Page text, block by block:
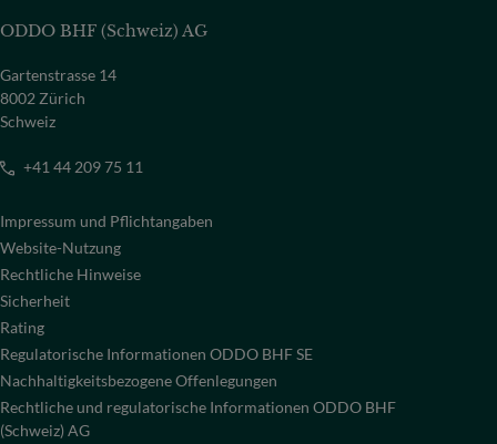
ODDO BHF (Schweiz) AG
Gartenstrasse 14
8002 Zürich
Schweiz
+41 44 209 75 11
Impressum und Pflichtangaben
Website-Nutzung
Rechtliche Hinweise
Sicherheit
Rating
Regulatorische Informationen ODDO BHF SE
Nachhaltigkeitsbezogene Offenlegungen
Rechtliche und regulatorische Informationen ODDO BHF
(Schweiz) AG